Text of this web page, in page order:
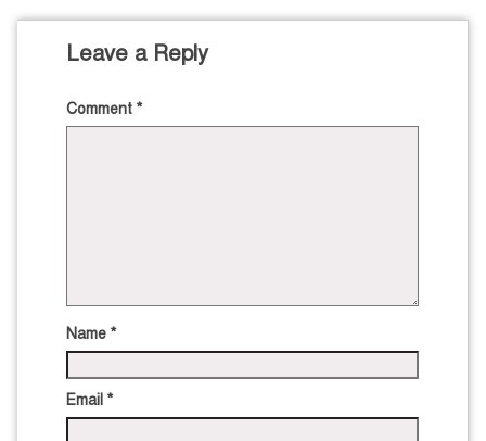
Leave a Reply
Comment *
Name *
Email *